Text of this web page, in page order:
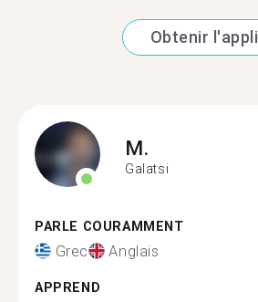
Obtenir l'appli
M.
Galatsi
PARLE COURAMMENT
Grec Anglais
APPREND